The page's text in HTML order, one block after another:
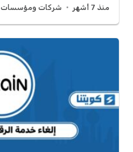
منذ 7 أشهر شركات ومؤسسات